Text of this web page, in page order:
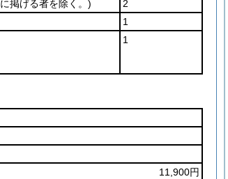
に掲げる者を除く。)
2
1
1
11,900円